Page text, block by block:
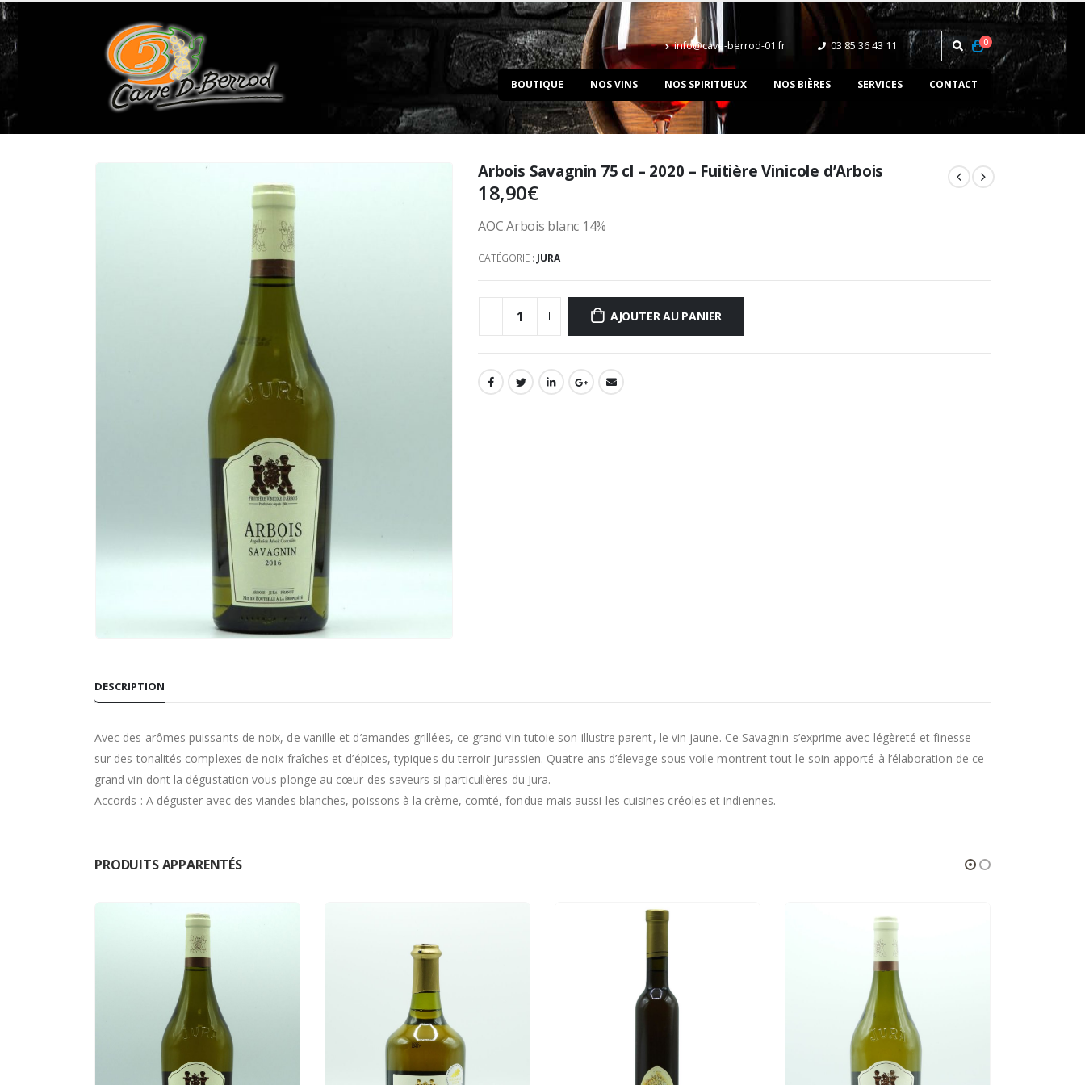
info@cave-berrod-01.fr 03 85 36 43 11‬ 0
BOUTIQUE NOS VINS NOS SPIRITUEUX NOS BIÈRES SERVICES CONTACT
Arbois Savagnin 75 cl – 2020 – Fuitière Vinicole d’Arbois
18,90€
AOC Arbois blanc 14%
CATÉGORIE : JURA
AJOUTER AU PANIER
DESCRIPTION
Avec des arômes puissants de noix, de vanille et d’amandes grillées, ce grand vin tutoie son illustre parent, le vin jaune. Ce Savagnin s’exprime avec légèreté et finesse
sur des tonalités complexes de noix fraîches et d’épices, typiques du terroir jurassien. Quatre ans d’élevage sous voile montrent tout le soin apporté à l’élaboration de ce
grand vin dont la dégustation vous plonge au cœur des saveurs si particulières du Jura.
Accords : A déguster avec des viandes blanches, poissons à la crème, comté, fondue mais aussi les cuisines créoles et indiennes.
PRODUITS APPARENTÉS
RUPTURE DE STOCK